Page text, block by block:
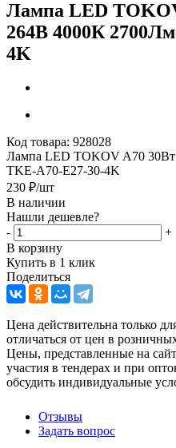
Лампа LED
264В 4000К
4K
Код товара: 928028
Лампа LED TOKOV A70
TKE-A70-E27-30-4K
230 ₽/шт
В наличии
Нашли дешевле?
-
+
В корзину
Купить в 1 клик
Поделиться
Цена действительна только
отличаться от цен в
Цены, представленные на
участия в тендерах и при
обсудить индивидуальные
Отзывы
Задать вопрос